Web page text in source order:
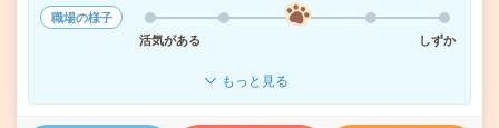
職場の様子
活気がある
しずか
もっと見る